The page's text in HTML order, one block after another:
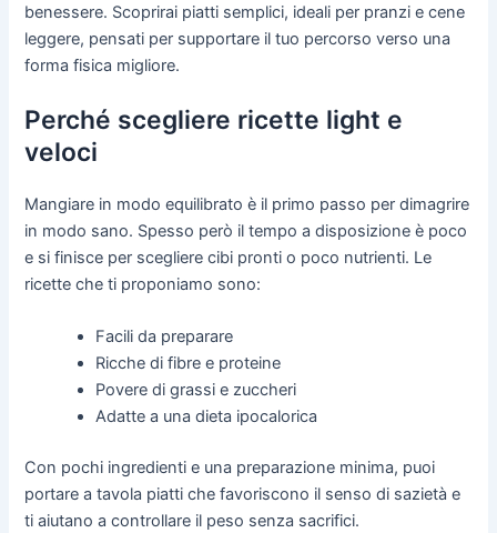
benessere. Scoprirai piatti semplici, ideali per pranzi e cene
leggere, pensati per supportare il tuo percorso verso una
forma fisica migliore.
Perché scegliere ricette light e
veloci
Mangiare in modo equilibrato è il primo passo per dimagrire
in modo sano. Spesso però il tempo a disposizione è poco
e si finisce per scegliere cibi pronti o poco nutrienti. Le
ricette che ti proponiamo sono:
Facili da preparare
Ricche di fibre e proteine
Povere di grassi e zuccheri
Adatte a una dieta ipocalorica
Con pochi ingredienti e una preparazione minima, puoi
portare a tavola piatti che favoriscono il senso di sazietà e
ti aiutano a controllare il peso senza sacrifici.